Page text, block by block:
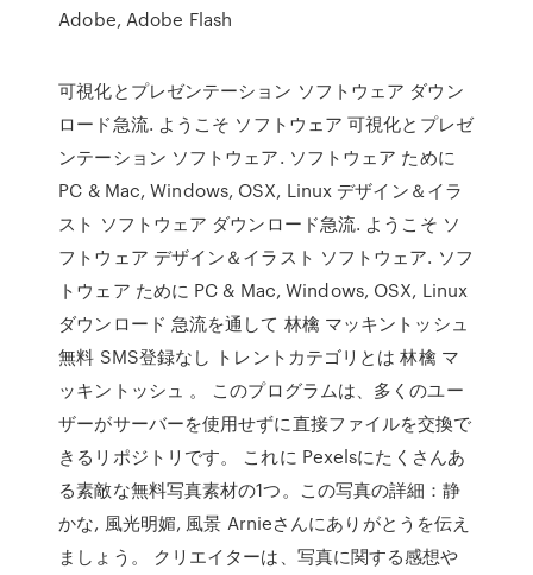
Adobe, Adobe Flash
可視化とプレゼンテーション ソフトウェア ダウン
ロード急流. ようこそ ソフトウェア 可視化とプレゼ
ンテーション ソフトウェア. ソフトウェア ために
PC & Mac, Windows, OSX, Linux デザイン＆イラ
スト ソフトウェア ダウンロード急流. ようこそ ソ
フトウェア デザイン＆イラスト ソフトウェア. ソフ
トウェア ために PC & Mac, Windows, OSX, Linux
ダウンロード 急流を通して 林檎 マッキントッシュ
無料 SMS登録なし トレントカテゴリとは 林檎 マ
ッキントッシュ 。 このプログラムは、多くのユー
ザーがサーバーを使用せずに直接ファイルを交換で
きるリポジトリです。 これに Pexelsにたくさんあ
る素敵な無料写真素材の1つ。この写真の詳細：静
かな, 風光明媚, 風景 Arnieさんにありがとうを伝え
ましょう。 クリエイターは、写真に関する感想や